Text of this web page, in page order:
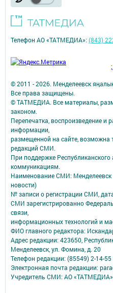
© 2011 - 2026. Менделеевск
Все права защищены.
© ТАТМЕДИА. Все материалы,
законом.
Перепечатка, воспроизведение и
информации,
размещенной на сайте, возможна
редакций СМИ.
При поддержке
коммуникациям.
Наименование СМИ:
новости)
№ записи о регистрации СМИ,
СМИ зарегистрированно
связи,
информационных технологий и
ФИО главного редактора:
Адрес редакции: 423650,
Менделеевск, ул. Фомина, д. 20
Телефон редакции: (85549) 2-14-55
Электронная почта редакции:
Учредитель СМИ: АО «ТАТМЕДИА»
Телефон АО «ТАТМЕДИА»:(843)
;